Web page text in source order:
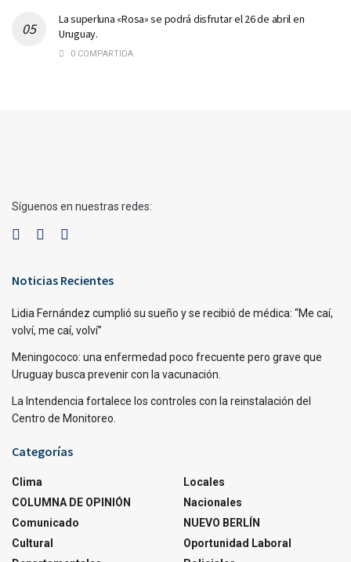
La superluna «Rosa» se podrá disfrutar el 26 de abril en
Uruguay.
0 COMPARTIDA
Síguenos en nuestras redes:
Noticias Recientes
Lidia Fernández cumplió su sueño y se recibió de médica: “Me caí,
volví, me caí, volví”
Meningococo: una enfermedad poco frecuente pero grave que
Uruguay busca prevenir con la vacunación.
La Intendencia fortalece los controles con la reinstalación del
Centro de Monitoreo.
Categorías
Clima
COLUMNA DE OPINIÓN
Comunicado
Cultural
Locales
Nacionales
NUEVO BERLÍN
Oportunidad Laboral